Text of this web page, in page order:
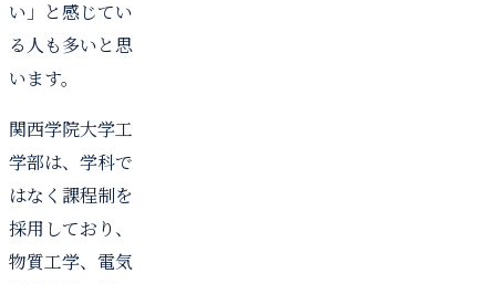
い」と感じてい
る人も多いと思
います。
関西学院大学工
学部は、学科で
はなく課程制を
採用しており、
物質工学、電気